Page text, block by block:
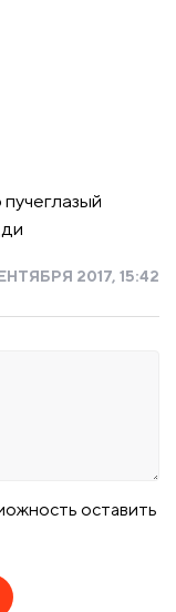
2017, 15:42
оставить